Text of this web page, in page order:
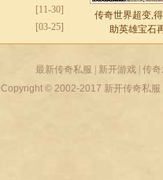
[11-30]
[03-25]
传奇世界超变,
助英雄宝石
最新传奇私服 新开游戏 传
Copyright © 2002-2017 新开传奇私服